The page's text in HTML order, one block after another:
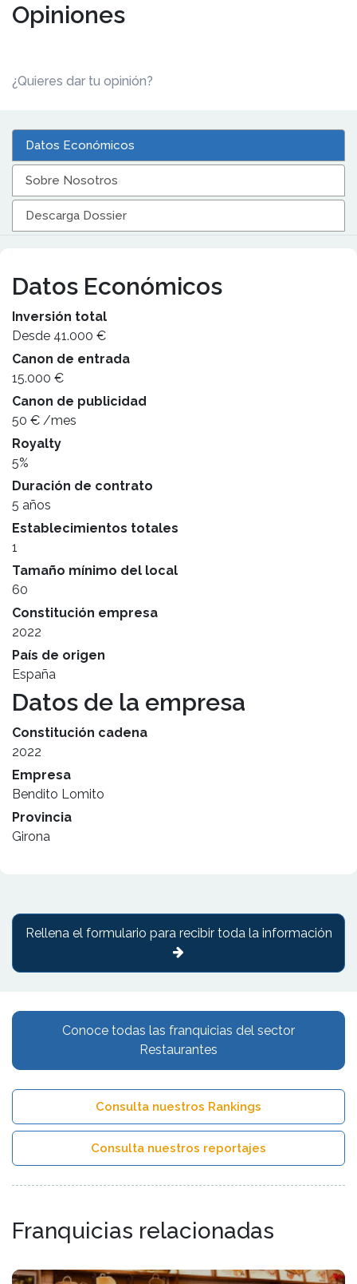
Opiniones
¿Quieres dar tu opinión?
Datos Económicos
Sobre Nosotros
Descarga Dossier
Datos Económicos
Inversión total
Desde 41.000 €
Canon de entrada
15.000 €
Canon de publicidad
50 € /mes
Royalty
5%
Duración de contrato
5 años
Establecimientos totales
1
Tamaño mínimo del local
60
Constitución empresa
2022
País de origen
España
Datos de la empresa
Constitución cadena
2022
Empresa
Bendito Lomito
Provincia
Girona
Conoce todas las franquicias del sector
Restaurantes
Consulta nuestros Rankings
Consulta nuestros reportajes
Franquicias relacionadas